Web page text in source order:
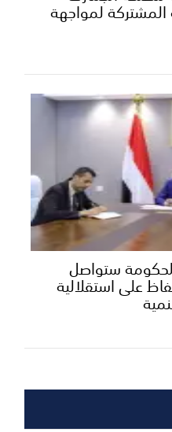
لمواجهة
ستواصل
على استقلالية